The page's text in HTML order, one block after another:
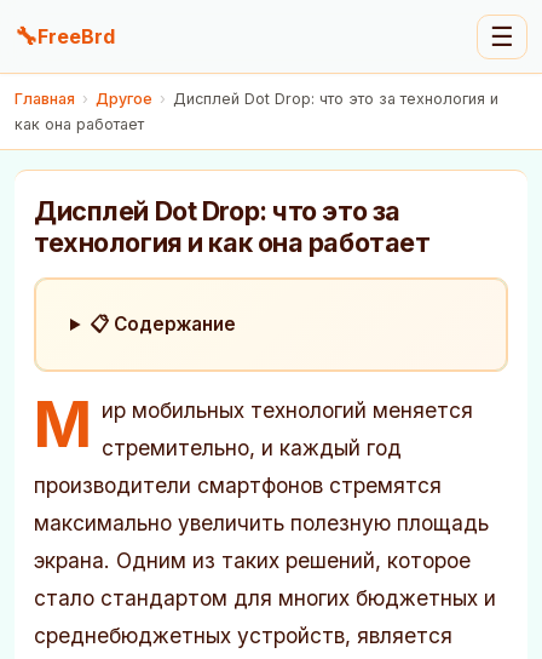
🔧FreeBrd ☰
Главная › Другое › Дисплей Dot Drop: что это за технология и
как она работает
Дисплей Dot Drop: что это за
технология и как она работает
📋 Содержание
М ир мобильных технологий меняется
стремительно, и каждый год
производители смартфонов стремятся
максимально увеличить полезную площадь
экрана. Одним из таких решений, которое
стало стандартом для многих бюджетных и
среднебюджетных устройств, является